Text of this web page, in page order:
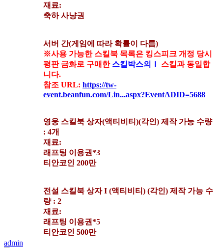
admin
재료:
축하 사냥권
서버 간(게임에 따라 확률이 다름)
※사용 가능한 스킬북 목록은 킹스피크 개정 당시
평판 금화로 구매한 스킬박스의Ｉ
스킬과 동일합
니다.
참조 URL: https://tw-
event.beanfun.com/Lin...aspx?EventADID=5688
영웅 스킬북 상자(액티비티)(각인) 제작 가능 수량
: 4개
재료:
래프팅 이용권*3
티안코인 200만
전설 스킬북 상자 I (액티비티) (각인) 제작 가능 수
량 : 2
재료:
래프팅 이용권*5
티안코인 500만